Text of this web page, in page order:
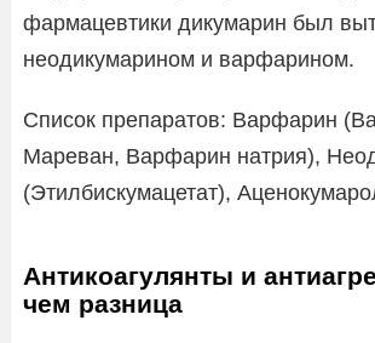
фармацевтики дикумарин был
неодикумарином и варфарином.
Список препаратов: Варфарин
Мареван, Варфарин натрия),
(Этилбискумацетат),
Антикоагулянты и
чем разница